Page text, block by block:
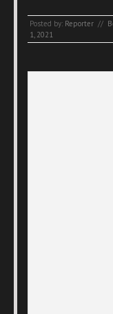
Posted by: Reporter //
1, 2021